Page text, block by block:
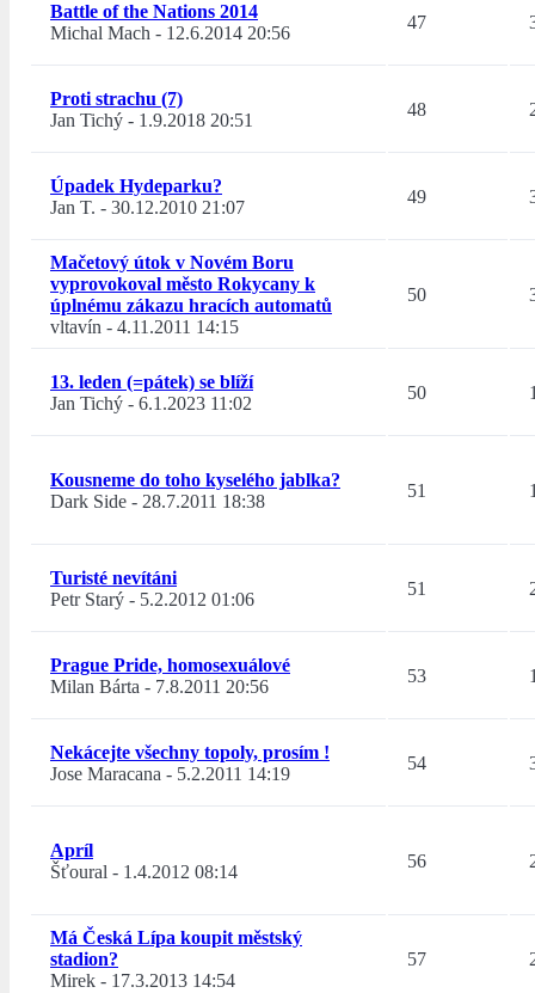
Battle of the Nations 2014
Michal Mach - 12.6.2014 20:56
47
Proti strachu (7)
Jan Tichý - 1.9.2018 20:51
48
Úpadek Hydeparku?
Jan T. - 30.12.2010 21:07
49
Mačetový útok v Novém Boru
vyprovokoval město Rokycany k
úplnému zákazu hracích automatů
vltavín - 4.11.2011 14:15
50
13. leden (=pátek) se blíží
Jan Tichý - 6.1.2023 11:02
50
Kousneme do toho kyselého jablka?
Dark Side - 28.7.2011 18:38
51
Turisté nevítáni
Petr Starý - 5.2.2012 01:06
51
Prague Pride, homosexuálové
Milan Bárta - 7.8.2011 20:56
53
Nekácejte všechny topoly, prosím !
Jose Maracana - 5.2.2011 14:19
54
Apríl
Šťoural - 1.4.2012 08:14
56
Má Česká Lípa koupit městský
stadion?
Mirek - 17.3.2013 14:54
57